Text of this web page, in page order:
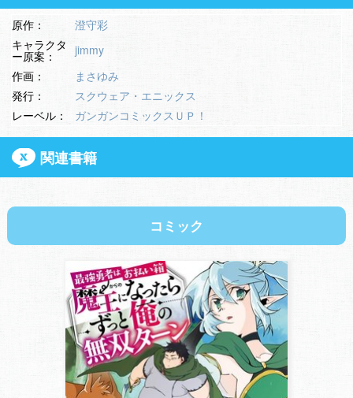
原作：
澄守彩
キャラクタ
ー原案：
jimmy
作画：
まさゆみ
発行：
スクウェア・エニックス
レーベル：
ガンガンコミックスＵＰ！
関連書籍
コミック